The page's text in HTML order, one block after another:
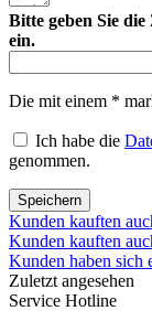
Bitte geben Sie
ein.
Die mit einem *
Ich habe die
genommen.
Speichern
Kunden kauften
Kunden kauften
Kunden haben sich
Zuletzt angesehen
Service Hotline